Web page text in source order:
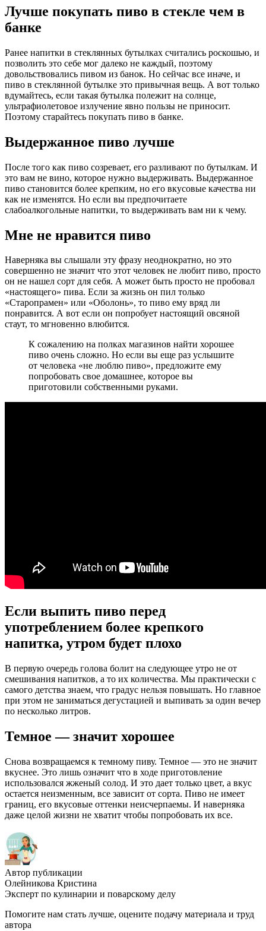
Лучше покупать пиво в стекле чем в
банке
Ранее напитки в стеклянных бутылках считались роскошью, и
позволить это себе мог далеко не каждый, поэтому
довольствовались пивом из банок. Но сейчас все иначе, и
пиво в стеклянной бутылке это привычная вещь. А вот только
вдумайтесь, если такая бутылка полежит на солнце,
ультрафиолетовое излучение явно пользы не приносит.
Поэтому старайтесь покупать пиво в банке.
Выдержанное пиво лучше
После того как пиво созревает, его разливают по бутылкам. И
это вам не вино, которое нужно выдерживать. Выдержанное
пиво становится более крепким, но его вкусовые качества ни
как не изменятся. Но если вы предпочитаете
слабоалкогольные напитки, то выдерживать вам ни к чему.
Мне не нравится пиво
Наверняка вы слышали эту фразу неоднократно, но это
совершенно не значит что этот человек не любит пиво, просто
он не нашел сорт для себя. А может быть просто не пробовал
«настоящего» пива. Если за жизнь он пил только
«Старопрамен» или «Оболонь», то пиво ему вряд ли
понравится. А вот если он попробует настоящий овсяной
стаут, то мгновенно влюбится.
К сожалению на полках магазинов найти хорошее
пиво очень сложно. Но если вы еще раз услышите
от человека «не люблю пиво», предложите ему
попробовать свое домашнее, которое вы
приготовили собственными руками.
Если выпить пиво перед
употреблением более крепкого
напитка, утром будет плохо
В первую очередь голова болит на следующее утро не от
смешивания напитков, а то их количества. Мы практически с
самого детства знаем, что градус нельзя повышать. Но главное
при этом не заниматься дегустацией и выпивать за один вечер
по несколько литров.
Темное — значит хорошее
Снова возвращаемся к темному пиву. Темное — это не значит
вкуснее. Это лишь означит что в ходе приготовление
использовался жженый солод. И это дает только цвет, а вкус
остается неизменным, все зависит от сорта. Пиво не имеет
границ, его вкусовые оттенки неисчерпаемы. И наверняка
даже целой жизни не хватит чтобы попробовать их все.
Автор публикации
Олейникова Кристина
Эксперт по кулинарии и поварскому делу
Помогите нам стать лучше, оцените подачу материала и труд
автора